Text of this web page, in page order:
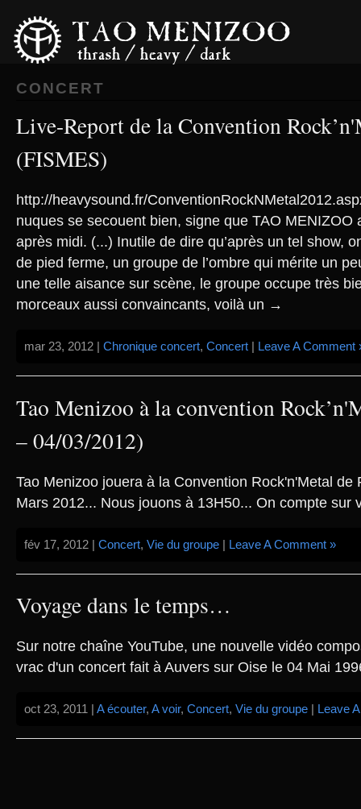
CONCERT
Live-Report de la Convention
(FISMES)
http://heavysound.fr/
nuques se secouent bien, signe que TAO MENIZOO
après midi. (...) Inutile de dire qu’après un tel show,
de pied ferme, un groupe de l’ombre qui mérite un
une telle aisance sur scène, le groupe occupe très
morceaux aussi convaincants, voilà un →
mar 23, 2012 | Chronique concert, Concert Leave A Comment
Tao Menizoo à la convention
– 04/03/2012)
Tao Menizoo jouera à la Convention Rock'n'Metal de
Mars 2012... Nous jouons à 13H50... On compte sur
fév 17, 2012 | Concert, Vie du groupe | Leave A Comment »
Voyage dans le temps…
Sur notre chaîne YouTube, une nouvelle vidéo
vrac d'un concert fait à Auvers sur Oise le 04 Mai
oct 23, 2011 | A écouter, A voir, Concert, Vie du groupe Leave